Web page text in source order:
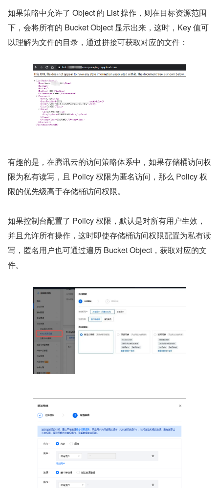
如果策略中允许了 Object 的 List 操作，则在目标资源范围
下，会将所有的 Bucket Object 显示出来，这时，Key 值可
以理解为文件的目录，通过拼接可获取对应的文件：
有趣的是，在腾讯云的访问策略体系中，如果存储桶访问权
限为私有读写，且 Policy 权限为匿名访问，那么 Policy 权
限的优先级高于存储桶访问权限。
如果控制台配置了 Policy 权限，默认是对所有用户生效，
并且允许所有操作，这时即使存储桶访问权限配置为私有读
写，匿名用户也可通过遍历 Bucket Object，获取对应的文
件。